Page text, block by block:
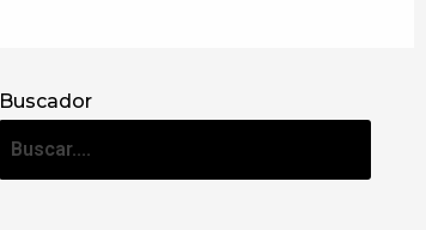
Buscador